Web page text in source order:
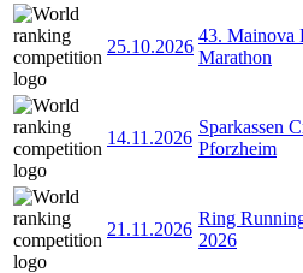
25.10.2026
43. Mainova
Marathon
14.11.2026
Sparkassen
Pforzheim
21.11.2026
Ring
2026